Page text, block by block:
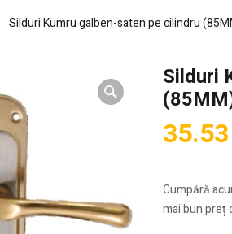
Silduri Kumru galben-saten pe cilindru
Silduri
35.53
Cumpără
mai bun preț